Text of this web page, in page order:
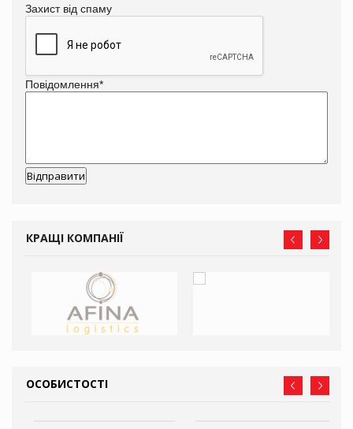
Захист від спаму
Повідомлення*
КРАЩІ КОМПАНІЇ
ОСОБИСТОСТІ